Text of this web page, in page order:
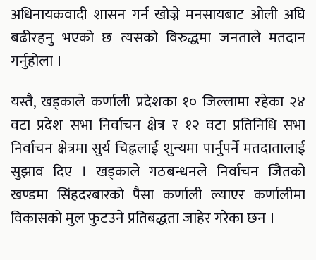
अधिनायकवादी शासन गर्न खोज्ने मनसायबाट ओली अघि
बढीरहनु भएको छ त्यसको विरुद्धमा जनताले मतदान
गर्नुहोला ।
यस्तै, खड्काले कर्णाली प्रदेशका १० जिल्लामा रहेका २४
वटा प्रदेश सभा निर्वाचन क्षेत्र र १२ वटा प्रतिनिधि सभा
निर्वाचन क्षेत्रमा सुर्य चिह्नलाई शुन्यमा पार्नुपर्ने मतदातालाई
सुझाव दिए । खड्काले गठबन्धनले निर्वाचन जिेतको
खण्डमा सिंहदरबारको पैसा कर्णाली ल्याएर कर्णालीमा
विकासको मुल फुटउने प्रतिबद्धता जाहेर गरेका छन ।